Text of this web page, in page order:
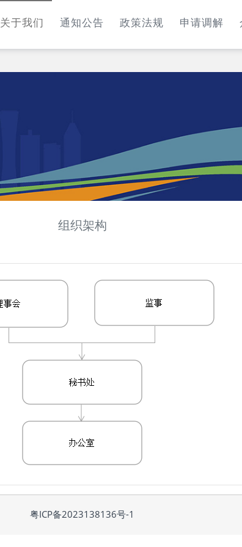
关于我们 通知公告 政策法规 申请调解
组织架构
粤ICP备2023138136号-1